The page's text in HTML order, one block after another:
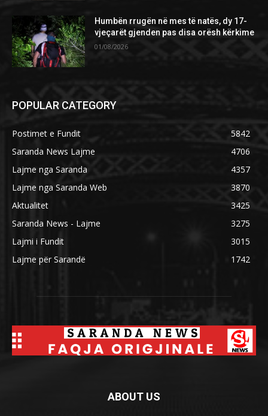
Humbën rrugën në mes të natës, dy 17-
vjeçarët gjenden pas disa orësh kërkime
01/08/2026
POPULAR CATEGORY
Postimet e Fundit
5842
Saranda News Lajme
4706
Lajme nga Saranda
4357
Lajme nga Saranda Web
3870
Aktualitet
3425
Saranda News - Lajme
3275
Lajmi i Fundit
3015
Lajme për Sarandë
1742
ABOUT US